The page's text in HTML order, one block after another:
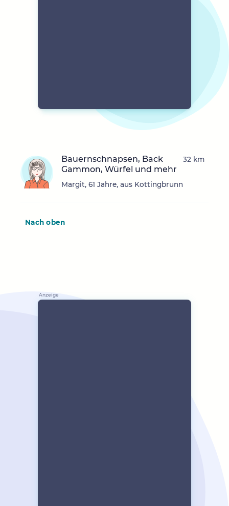
Bauernschnapsen, Back
Gammon, Würfel und mehr
Margit, 61 Jahre, aus Kottingbrunn
32 km
Nach oben